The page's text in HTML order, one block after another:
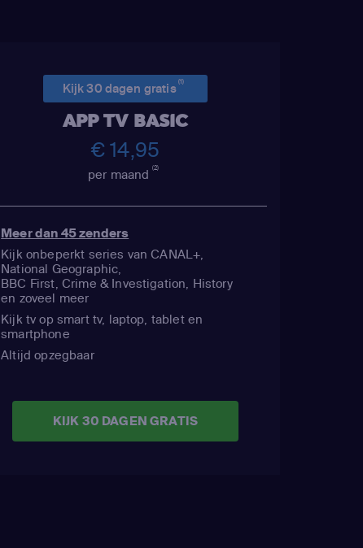
Kijk 30 dagen gratis(1)
APP TV BASIC
€ 14,95
per maand(2)
Meer dan 45 zenders
Kijk onbeperkt series van CANAL+,
National Geographic,
BBC First, Crime & Investigation, History
en zoveel meer
Kijk tv op smart tv, laptop, tablet en
smartphone
Altijd opzegbaar
KIJK 30 DAGEN GRATIS